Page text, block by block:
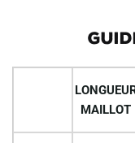
MAILLOT